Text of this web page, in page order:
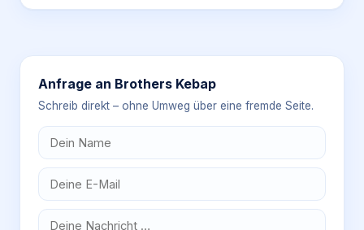
Anfrage an Brothers Kebap
Schreib direkt – ohne Umweg über eine fremde Seite.